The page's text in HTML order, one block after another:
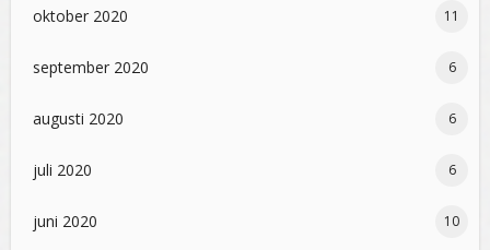
oktober 2020 11
september 2020 6
augusti 2020 6
juli 2020 6
juni 2020 10